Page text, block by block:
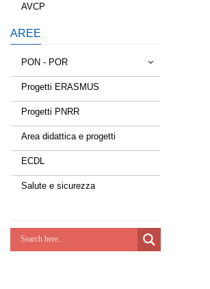
AVCP
AREE
PON - POR
Tessere la rete
Estate a scuola
Scuola d'estate
Lab Green
Progetti ERASMUS
Progetti PNRR
Area didattica e progetti
ECDL
Salute e sicurezza